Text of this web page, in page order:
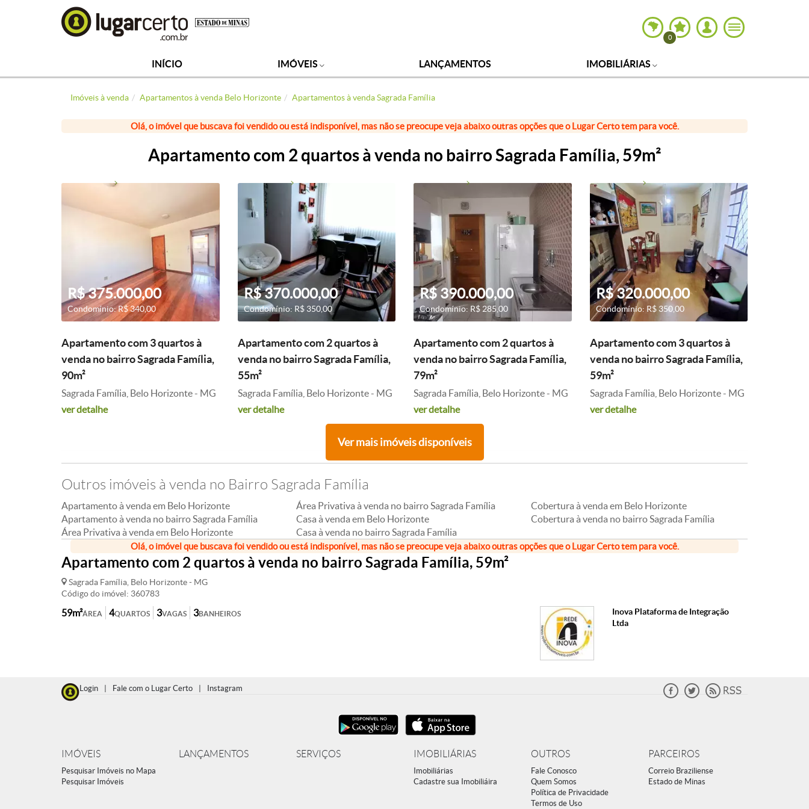
0
INÍCIO IMÓVEIS LANÇAMENTOS IMOBILIÁRIAS
Imóveis à venda Apartamentos à venda Belo Horizonte Apartamentos à venda Sagrada Família
Olá, o imóvel que buscava foi vendido ou está indisponível, mas não se preocupe veja abaixo outras opções que o Lugar Certo tem para você.
Apartamento com 2 quartos à venda no bairro Sagrada Família, 59m²
R$ 375.000,00
Condomínio: R$ 340,00
Apartamento com 3 quartos à
venda no bairro Sagrada Família,
90m²
Sagrada Família, Belo Horizonte - MG
ver detalhe
R$ 370.000,00
Condomínio: R$ 350,00
Apartamento com 2 quartos à
venda no bairro Sagrada Família,
55m²
Sagrada Família, Belo Horizonte - MG
ver detalhe
R$ 390.000,00
Condomínio: R$ 285,00
Apartamento com 2 quartos à
venda no bairro Sagrada Família,
79m²
Sagrada Família, Belo Horizonte - MG
ver detalhe
R$ 320.000,00
Condomínio: R$ 350,00
Apartamento com 3 quartos à
venda no bairro Sagrada Família,
59m²
Sagrada Família, Belo Horizonte - MG
ver detalhe
Ver mais imóveis disponíveis
Outros imóveis à venda no Bairro Sagrada Família
Apartamento à venda em Belo Horizonte
Apartamento à venda no bairro Sagrada Família
Área Privativa à venda em Belo Horizonte
Área Privativa à venda no bairro Sagrada Família
Casa à venda em Belo Horizonte
Casa à venda no bairro Sagrada Família
Cobertura à venda em Belo Horizonte
Cobertura à venda no bairro Sagrada Família
Olá, o imóvel que buscava foi vendido ou está indisponível, mas não se preocupe veja abaixo outras opções que o Lugar Certo tem para você.
Apartamento com 2 quartos à venda no bairro Sagrada Família, 59m²
Sagrada Família, Belo Horizonte - MG
Código do imóvel: 360783
ÁREA
59m² QUARTOS
4 VAGAS
3 BANHEIROS
3
Inova Plataforma de Integração
Ltda
Login | Fale com o Lugar Certo | Instagram
IMÓVEIS
Pesquisar Imóveis no Mapa
Pesquisar Imóveis
LANÇAMENTOS SERVIÇOS IMOBILIÁRIAS
Imobiliárias
Cadastre sua Imobiliáira
OUTROS
Fale Conosco
Quem Somos
Política de Privacidade
Termos de Uso
PARCEIROS
Correio Braziliense
Estado de Minas